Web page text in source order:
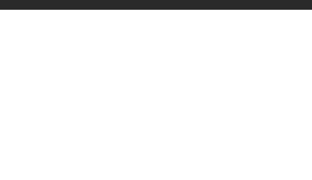
このコンテンツは掲載が終了しました | LINE占い